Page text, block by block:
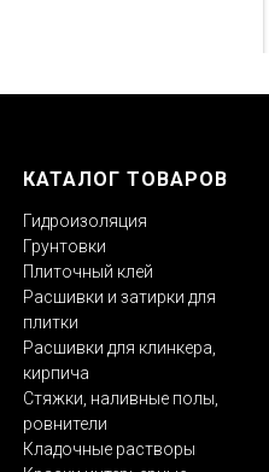
КАТАЛОГ ТОВАРОВ
Гидроизоляция
Грунтовки
Плиточный клей
Расшивки и затирки для
плитки
Расшивки для клинкера,
кирпича
Стяжки, наливные полы,
ровнители
Кладочные растворы